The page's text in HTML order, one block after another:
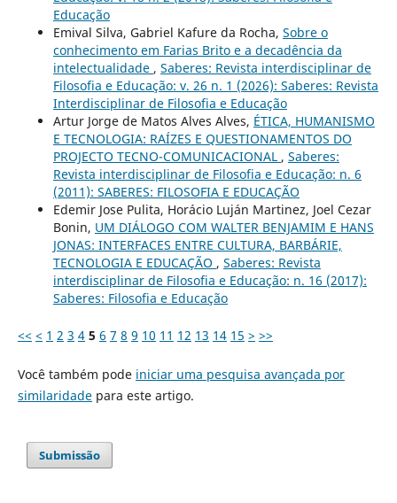
Educação
Emival Silva, Gabriel Kafure da Rocha, Sobre o
conhecimento em Farias Brito e a decadência da
intelectualidade , Saberes: Revista interdisciplinar de
Filosofia e Educação: v. 26 n. 1 (2026): Saberes: Revista
Interdisciplinar de Filosofia e Educação
Artur Jorge de Matos Alves Alves, ÉTICA, HUMANISMO
E TECNOLOGIA: RAÍZES E QUESTIONAMENTOS DO
PROJECTO TECNO-COMUNICACIONAL , Saberes:
Revista interdisciplinar de Filosofia e Educação: n. 6
(2011): SABERES: FILOSOFIA E EDUCAÇÃO
Edemir Jose Pulita, Horácio Luján Martinez, Joel Cezar
Bonin, UM DIÁLOGO COM WALTER BENJAMIM E HANS
JONAS: INTERFACES ENTRE CULTURA, BARBÁRIE,
TECNOLOGIA E EDUCAÇÃO , Saberes: Revista
interdisciplinar de Filosofia e Educação: n. 16 (2017):
Saberes: Filosofia e Educação
<< < 1 2 3 4 5 6 7 8 9 10 11 12 13 14 15 > >>
Você também pode iniciar uma pesquisa avançada por
similaridadepara este artigo.
Submissão